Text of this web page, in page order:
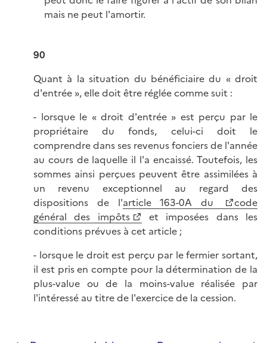
mais ne peut l'amortir.
90
Quant à la situation du bénéficiaire du « droit
d'entrée », elle doit être réglée comme suit :
- lorsque le « droit d'entrée » est perçu par le
propriétaire du fonds, celui-ci doit le
comprendre dans ses revenus fonciers de l'année
au cours de laquelle il l'a encaissé. Toutefois, les
sommes ainsi perçues peuvent être assimilées à
un revenu exceptionnel au regard des
dispositions de l'article 163-0A du
code
général des impôts
et imposées dans les
conditions prévues à cet article ;
- lorsque le droit est perçu par le fermier sortant,
il est pris en compte pour la détermination de la
plus-value ou de la moins-value réalisée par
l'intéressé au titre de l'exercice de la cession.